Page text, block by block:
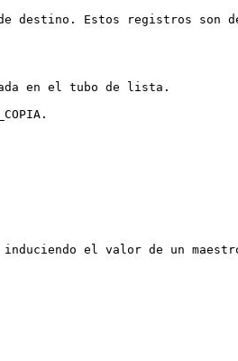
destino. Estos registros son
en el tubo de lista.
el valor de un